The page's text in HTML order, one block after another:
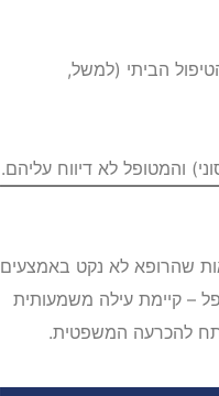
הביתי (למשל,
והמטופל לא דיווח עליהם.
שהרופא לא נקט באמצעים
– קיימת עילה משמעותית
להכרעה המשפטית.